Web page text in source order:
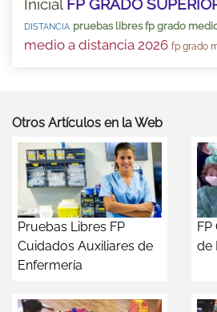
Inicial FP GRADO
DISTANCIA pruebas libres fp grado
medio a distancia 2026 fp grado
Otros Artículos en la Web
Pruebas Libres FP
Cuidados Auxiliares de
Enfermería
de